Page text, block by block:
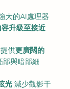
大的AI處理器
升級至接近
供更廣闊的
部與暗部細
光 減少觀影干